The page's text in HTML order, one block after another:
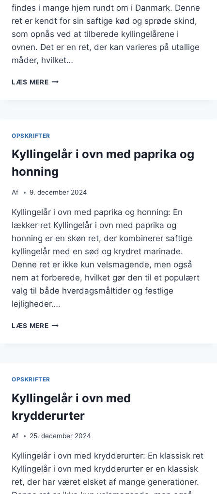
findes i mange hjem rundt om i Danmark. Denne
ret er kendt for sin saftige kød og sprøde skind,
som opnås ved at tilberede kyllingelårene i
ovnen. Det er en ret, der kan varieres på utallige
måder, hvilket…
LÆS MEREKYLLINGELÅR
OLIVENOLIE
OPSKRIFTER
Kyllingelår i ovn med paprika og
honning
Af 9. december 2024
Kyllingelår i ovn med paprika og honning: En
lækker ret Kyllingelår i ovn med paprika og
honning er en skøn ret, der kombinerer saftige
kyllingelår med en sød og krydret marinade.
Denne ret er ikke kun velsmagende, men også
nem at forberede, hvilket gør den til et populært
valg til både hverdagsmåltider og festlige
lejligheder….
LÆS MEREKYLLINGELÅR
OPSKRIFTER
Kyllingelår i ovn med
krydderurter
Af 25. december 2024
Kyllingelår i ovn med krydderurter: En klassisk ret
Kyllingelår i ovn med krydderurter er en klassisk
ret, der har været elsket af mange generationer.